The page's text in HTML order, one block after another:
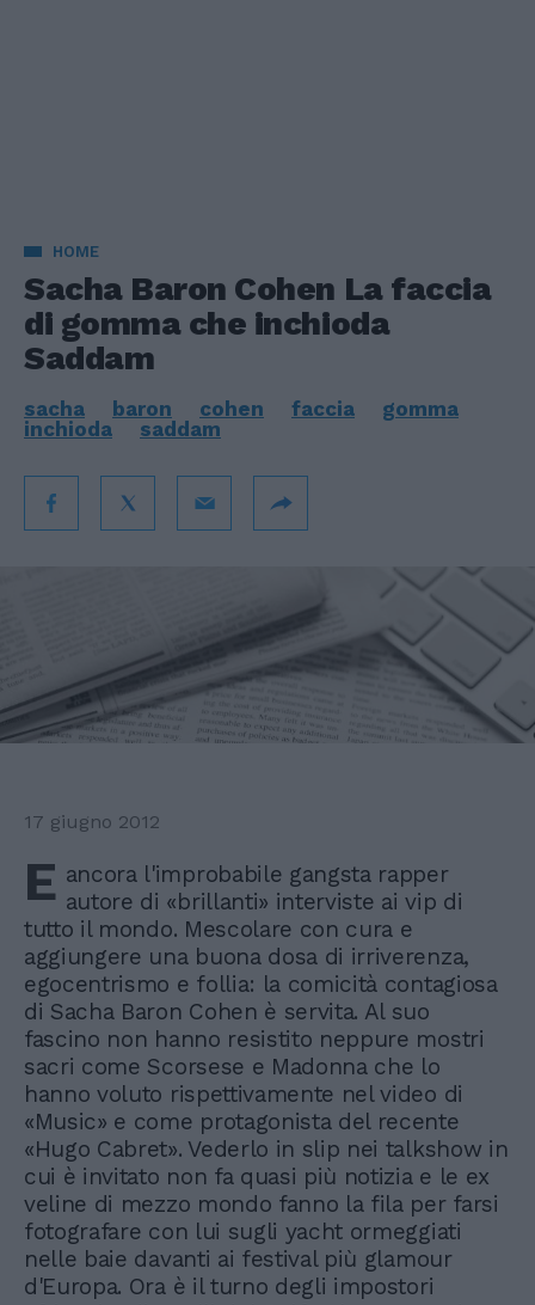
HOME
Sacha Baron Cohen La faccia
di gomma che inchioda
Saddam
sacha baron cohen faccia
gomma
inchioda
saddam
17 giugno 2012
E ancora l'improbabile gangsta rapper
autore di «brillanti» interviste ai vip di
tutto il mondo. Mescolare con cura e
aggiungere una buona dosa di irriverenza,
egocentrismo e follia: la comicità contagiosa
di Sacha Baron Cohen è servita. Al suo
fascino non hanno resistito neppure mostri
sacri come Scorsese e Madonna che lo
hanno voluto rispettivamente nel video di
«Music» e come protagonista del recente
«Hugo Cabret». Vederlo in slip nei talkshow in
cui è invitato non fa quasi più notizia e le ex
veline di mezzo mondo fanno la fila per farsi
fotografare con lui sugli yacht ormeggiati
nelle baie davanti ai festival più glamour
d'Europa. Ora è il turno degli impostori